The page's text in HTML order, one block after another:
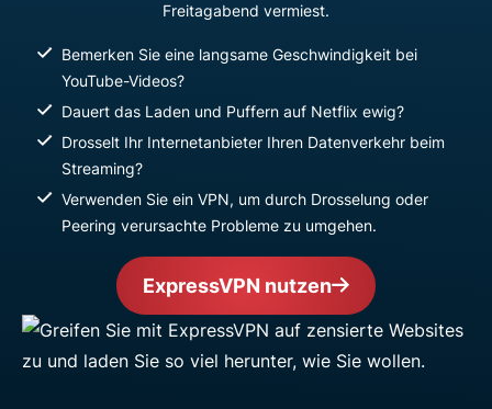
Freitagabend vermiest.
Bemerken Sie eine langsame Geschwindigkeit bei
YouTube-Videos?
Dauert das Laden und Puffern auf Netflix ewig?
Drosselt Ihr Internetanbieter Ihren Datenverkehr beim
Streaming?
Verwenden Sie ein VPN, um durch Drosselung oder
Peering verursachte Probleme zu umgehen.
ExpressVPN nutzen